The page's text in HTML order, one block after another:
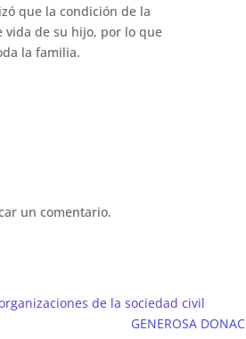
que la condición de la
de su hijo, por lo que
la familia.
un comentario.
de la sociedad civil
GENEROSA